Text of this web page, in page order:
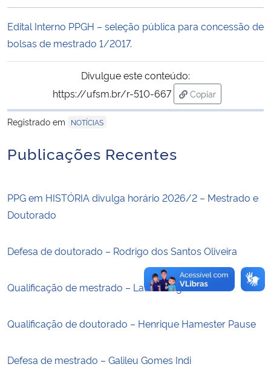
Ministério do Turismo
Controladoria-Geral da União
Ministério da Mulher, da Família e dos Direitos Humanos
Secretaria-Geral
Gabinete de Segurança Institucional
Advocacia-Geral da União
Banco Central do Brasil
Edital Interno PPGH – seleção pública para concessão de
bolsas de mestrado 1/2017.
Divulgue este conteúdo:
https://ufsm.br/r-510-667
Copiar
para área de
Registrado em
NOTÍCIAS
Publicações Recentes
PPG em HISTÓRIA divulga horário 2026/2 – Mestrado e
Doutorado
Defesa de doutorado – Rodrigo dos Santos Oliveira
Qualificação de mestrado – Laura Vargas Dicheti
Qualificação de doutorado – Henrique Hamester Pause
Defesa de mestrado – Galileu Gomes Indi